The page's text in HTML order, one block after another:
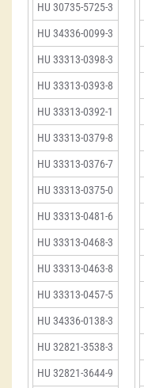
HU 30735-5725-3
HU 34336-0099-3
HU 33313-0398-3
HU 33313-0393-8
HU 33313-0392-1
HU 33313-0379-8
HU 33313-0376-7
HU 33313-0375-0
HU 33313-0481-6
HU 33313-0468-3
HU 33313-0463-8
HU 33313-0457-5
HU 34336-0138-3
HU 32821-3538-3
HU 32821-3644-9